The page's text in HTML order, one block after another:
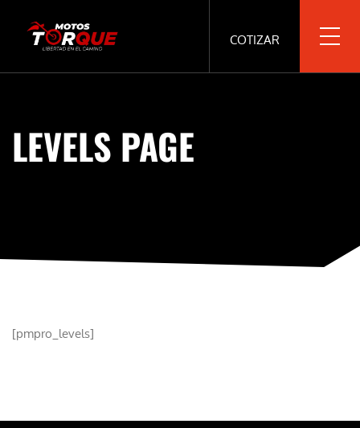
COTIZAR
LEVELS PAGE
[pmpro_levels]